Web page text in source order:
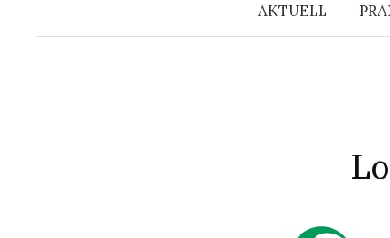
AKTUELL